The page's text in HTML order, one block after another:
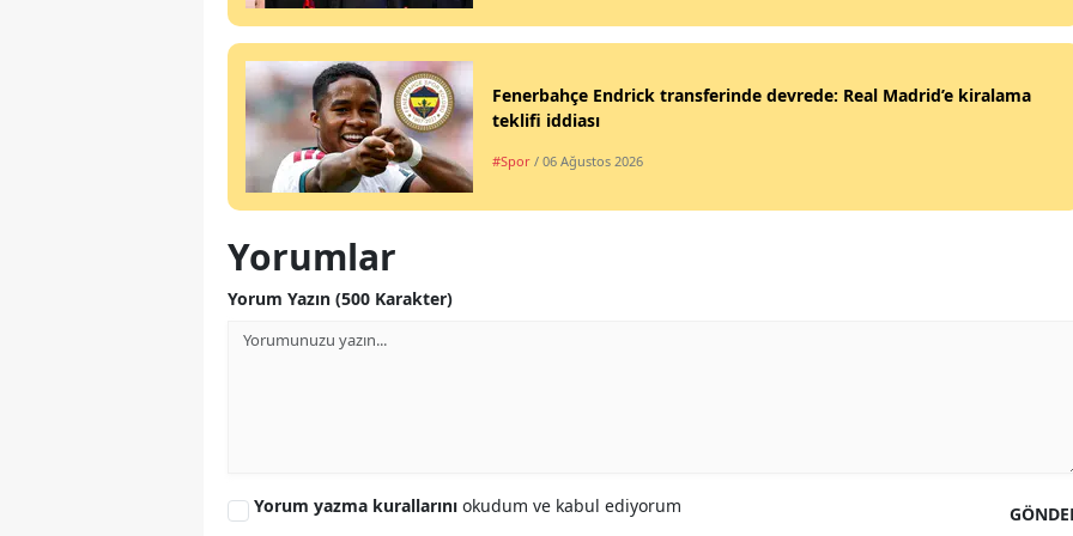
Fenerbahçe Endrick transferinde devrede: Real Madrid’e kiralama
teklifi iddiası
#Spor / 06 Ağustos 2026
Yorumlar
Yorum Yazın (500 Karakter)
Yorum yazma kurallarını okudum ve kabul ediyorum